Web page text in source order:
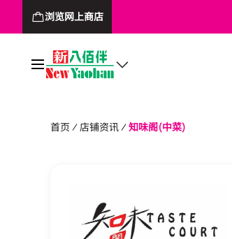
浏览网上商店
首页 店铺资讯 知味阁(中菜)